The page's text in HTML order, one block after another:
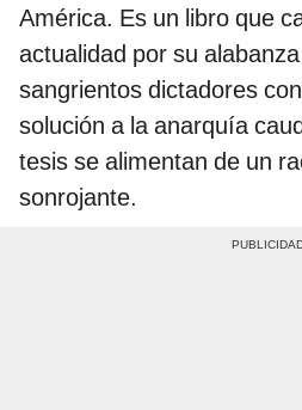
América. Es un libro que
actualidad por su
sangrientos dictadores
solución a la anarquía
tesis se alimentan de un
sonrojante.